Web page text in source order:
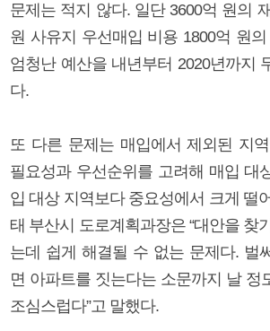
문제는 적지 않다. 일단 3600억 원의
원 사유지 우선매입 비용 1800억 원
엄청난 예산을 내년부터 2020년까지
다.
또 다른 문제는 매입에서 제외된 지
필요성과 우선순위를 고려해 매입 대
입 대상 지역보다 중요성에서 크게 떨
태 부산시 도로계획과장은 “대안을 찾
는데 쉽게 해결될 수 없는 문제다. 벌
면 아파트를 짓는다는 소문까지 날 정
조심스럽다”고 말했다.